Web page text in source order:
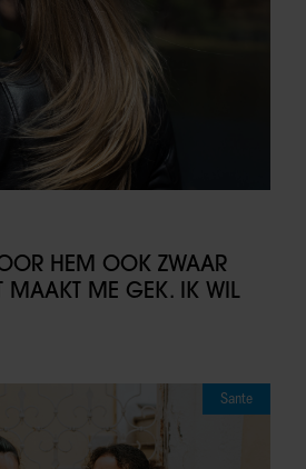
HEM OOK ZWAAR
MAAKT ME GEK. IK WIL
Sante